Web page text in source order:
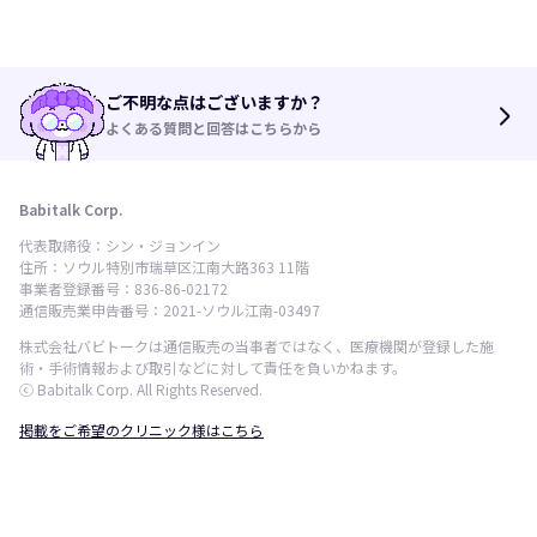
ご不明な点はございますか？
よくある質問と回答はこちらから arrow_forward_ios
Babitalk Corp.
代表取締役：シン・ジョンイン
住所：ソウル特別市瑞草区江南大路363 11階
事業者登録番号：836-86-02172
通信販売業申告番号：2021-ソウル江南-03497
株式会社バビトークは通信販売の当事者ではなく、医療機関が登録した施
術・手術情報および取引などに対して責任を負いかねます。
ⓒ Babitalk Corp. All Rights Reserved.
掲載をご希望のクリニック様はこちら